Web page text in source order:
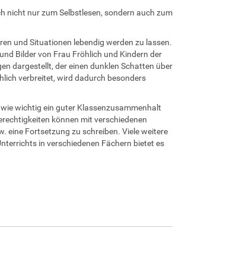
nicht nur zum Selbstlesen, sondern auch zum
und Situationen lebendig werden zu lassen.
Bilder von Frau Fröhlich und Kindern der
dargestellt, der einen dunklen Schatten über
verbreitet, wird dadurch besonders
wichtig ein guter Klassenzusammenhalt
können mit verschiedenen
eine Fortsetzung zu schreiben. Viele weitere
in verschiedenen Fächern bietet es